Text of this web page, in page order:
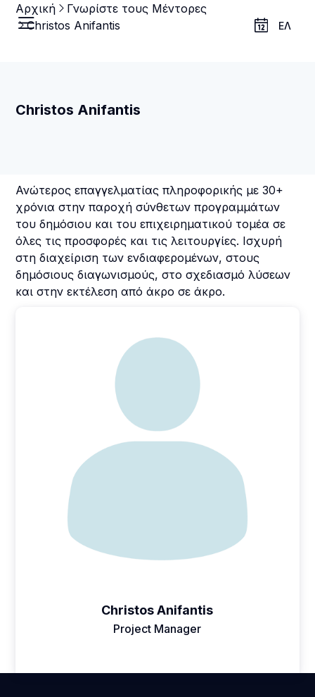
ΕΛ
Αρχική
Γνωρίστε τους Μέντορες
Christos Anifantis
Christos Anifantis
Ανώτερος επαγγελματίας πληροφορικής με 30+
χρόνια στην παροχή σύνθετων προγραμμάτων
του δημόσιου και του επιχειρηματικού τομέα σε
όλες τις προσφορές και τις λειτουργίες. Ισχυρή
στη διαχείριση των ενδιαφερομένων, στους
δημόσιους διαγωνισμούς, στο σχεδιασμό λύσεων
και στην εκτέλεση από άκρο σε άκρο.
Christos Anifantis
Project Manager